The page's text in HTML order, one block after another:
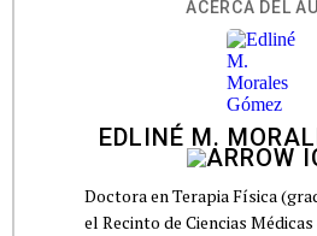
ACERCA DEL
EDLINÉ M.
Doctora en Terapia Física
el Recinto de Ciencias